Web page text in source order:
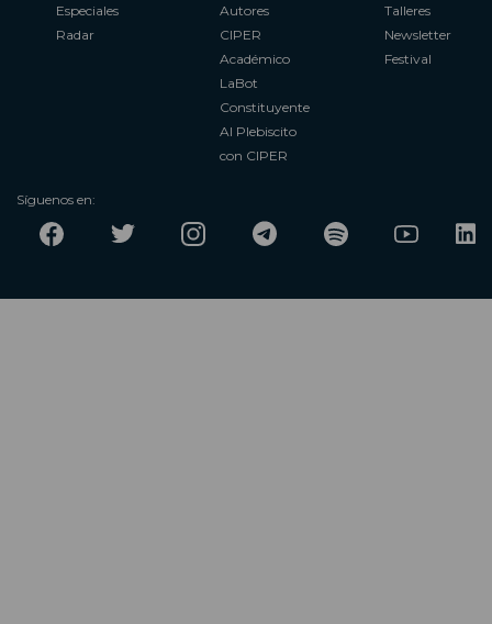
Especiales
Radar
Autores
CIPER
Académico
LaBot
Constituyente
Al Plebiscito
con CIPER
Talleres
Newsletter
Festival
Síguenos en: